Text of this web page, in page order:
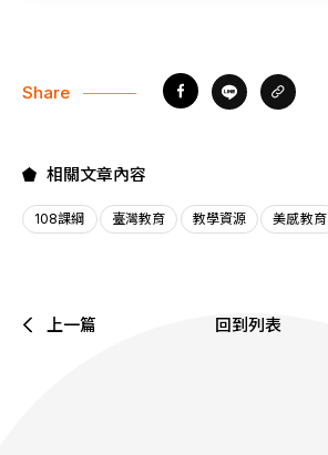
Share
相關文章內容
108課綱 臺灣教育 教學資源 美感教育
上一篇 回到列表